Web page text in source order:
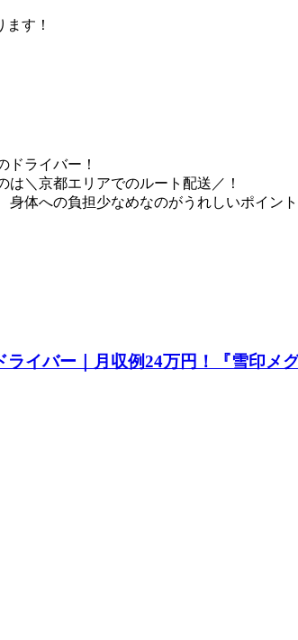
す！
ドライバー！
＼京都エリアでのルート配送／！
身体への負担少なめなのがうれしいポイン
イバー｜月収例24万円！『雪印